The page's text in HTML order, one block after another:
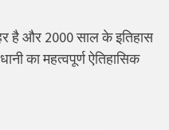
है और 2000 साल के इतिहास
का महत्वपूर्ण ऐतिहासिक